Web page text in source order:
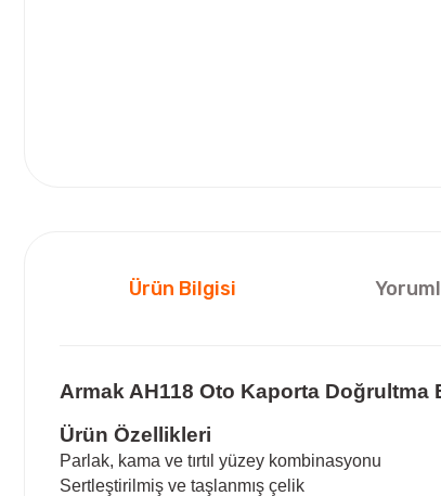
Ürün Bilgisi
Armak AH118 Oto Kaporta Doğrultma
Ürün Özellikleri
Parlak, kama ve tırtıl yüzey kombinasyonu
Sertleştirilmiş ve taşlanmış çelik